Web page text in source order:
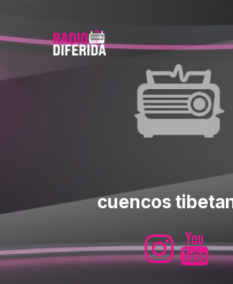
cuencos